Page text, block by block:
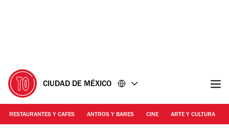
CIUDAD DE MÉXICO
RESTAURANTES Y CAFES ANTROS Y BARES CINE ARTE Y CULTURA
Foto: Mattza Tobón